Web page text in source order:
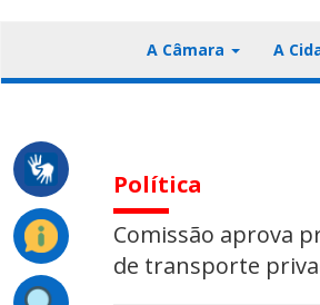
A Câmara A
Política
Comissão aprova
de transporte